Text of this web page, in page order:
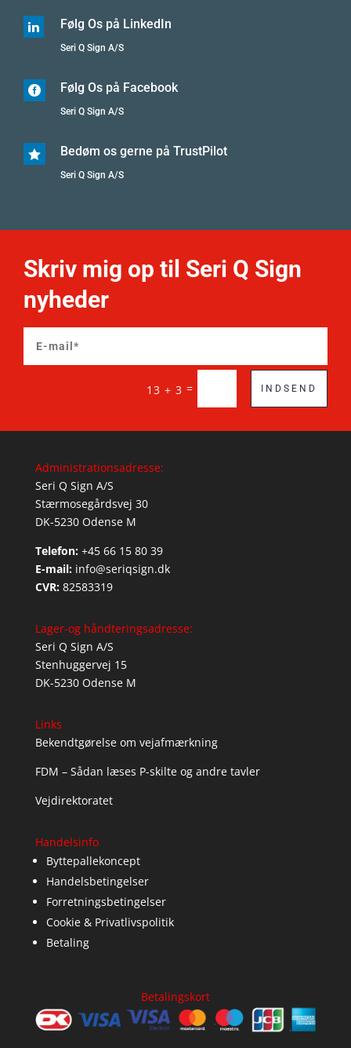
 Følg Os på LinkedIn
Seri Q Sign A/S
 Følg Os på Facebook
Seri Q Sign A/S
 Bedøm os gerne på TrustPilot
Seri Q Sign A/S
Skriv mig op til Seri Q Sign
nyheder
13 + 3 = INDSEND
Administrationsadresse:
Seri Q Sign A/S
Stærmosegårdsvej 30
DK-5230 Odense M
Telefon: +45 66 15 80 39
E-mail: info@seriqsign.dk
CVR: 82583319
Lager-og håndteringsadresse:
Seri Q Sign A/S
Stenhuggervej 15
DK-5230 Odense M
Links
Bekendtgørelse om vejafmærkning
FDM – Sådan læses P-skilte og andre tavler
Vejdirektoratet
Handelsinfo
Byttepallekoncept
Handelsbetingelser
Forretningsbetingelser
Cookie & Privatlivspolitik
Betaling
Betalingskort